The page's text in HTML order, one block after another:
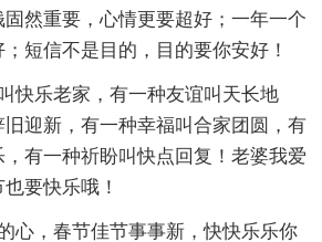
然重要，心情更要超好；一年一个
短信不是目的，目的要你安好！
快乐老家，有一种友谊叫天长地
迎新，有一种幸福叫合家团圆，有
有一种祈盼叫快点回复！老婆我爱
要快乐哦！
心，春节佳节事事新，快快乐乐你